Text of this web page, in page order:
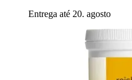
Entrega até 20. agosto